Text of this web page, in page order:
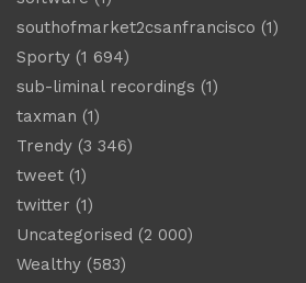
southofmarket2csanfrancisco (1)
Sporty (1 694)
sub-liminal recordings (1)
taxman (1)
Trendy (3 346)
tweet (1)
twitter (1)
Uncategorised (2 000)
Wealthy (583)